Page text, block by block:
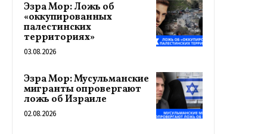
Эзра Мор: Ложь об
«оккупированных
палестинских
территориях»
03.08.2026
Эзра Мор: Мусульманские
мигранты опровергают
ложь об Израиле
02.08.2026